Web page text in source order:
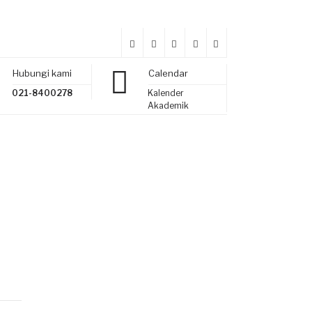
Hubungi kami
021-8400278
Calendar
Kalender
Akademik